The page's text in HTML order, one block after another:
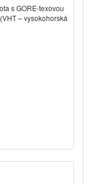
s GORE-texovou
– vysokohorská